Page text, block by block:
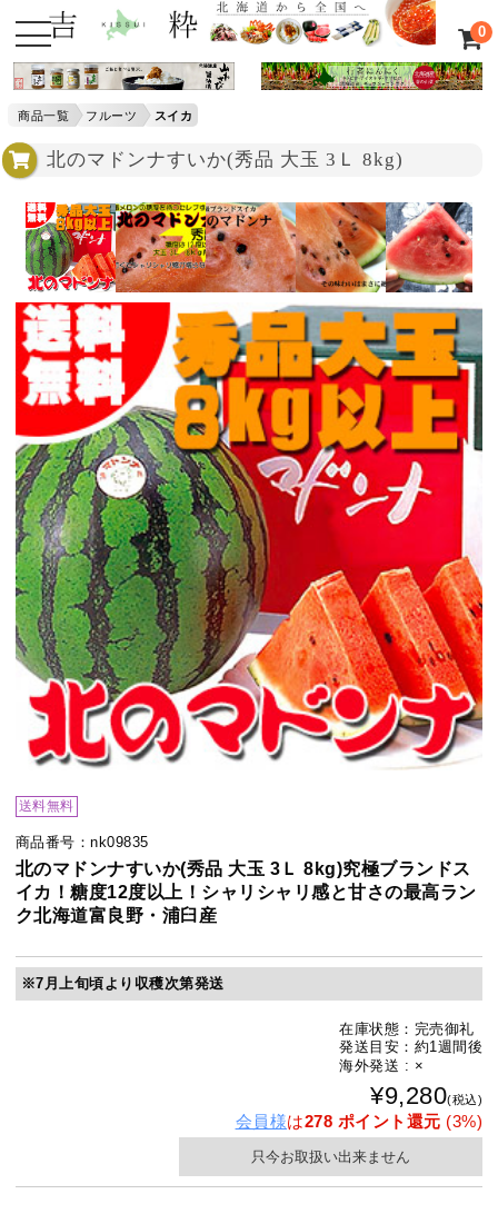
0
商品一覧 フルーツ スイカ
北のマドンナすいか(秀品 大玉 3Ｌ 8kg)
送料無料
商品番号：nk09835
北のマドンナすいか(秀品 大玉 3Ｌ 8kg)究極ブランドス
イカ！糖度12度以上！シャリシャリ感と甘さの最高ラン
ク北海道富良野・浦臼産
※7月上旬頃より収穫次第発送
在庫状態：完売御礼
発送目安：約1週間後
海外発送 : ×
¥9,280(税込)
会員様は278 ポイント還元 (3%)
只今お取扱い出来ません